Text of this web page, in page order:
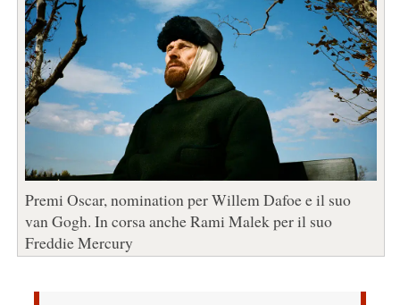
Premi Oscar, nomination per Willem Dafoe e il suo
van Gogh. In corsa anche Rami Malek per il suo
Freddie Mercury